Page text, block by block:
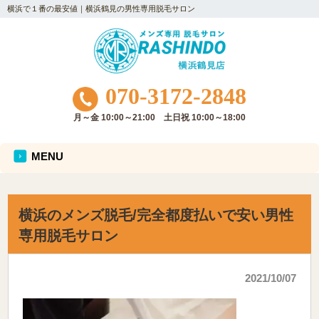
横浜で１番の最安値｜横浜鶴見の男性専用脱毛サロン
070-3172-2848
月～金 10:00～21:00 土日祝 10:00～18:00
MENU
横浜のメンズ脱毛/完全都度払いで安い男性
専用脱毛サロン
2021/10/07